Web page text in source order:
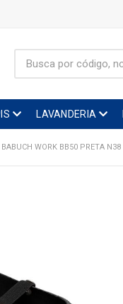
LAVANDERIA
WORK BB50 PRETA N38